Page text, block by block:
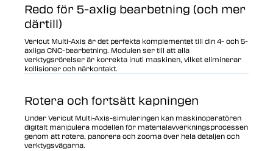
Redo för 5-axlig bearbetning (och mer
därtill)
Vericut Multi-Axis är det perfekta komplementet till din 4- och 5-
axliga CNC-bearbetning. Modulen ser till att alla
verktygsrörelser är korrekta inuti maskinen, vilket eliminerar
kollisioner och närkontakt.
Rotera och fortsätt kapningen
Under Vericut Multi-Axis-simuleringen kan maskinoperatören
digitalt manipulera modellen för materialavverkningsprocessen
genom att rotera, panorera och zooma över hela detaljen och
verktygsvägarna.